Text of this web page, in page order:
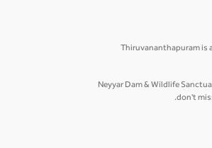
Thiruvananthapuram is
Neyyar Dam & Wildlife
don't